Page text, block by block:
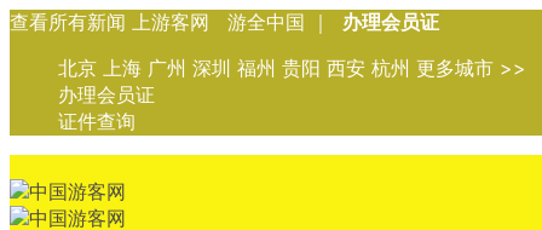
查看所有新闻 上游客网 游全中国 ｜
办理会员证
北京 上海 广州 深圳 福州 贵阳 西安 杭州 更多城市 >>
办理会员证
证件查询